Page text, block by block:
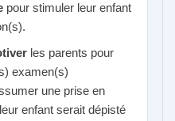
pour stimuler leur enfant
les parents pour
examen(s)
une prise en
enfant serait dépisté